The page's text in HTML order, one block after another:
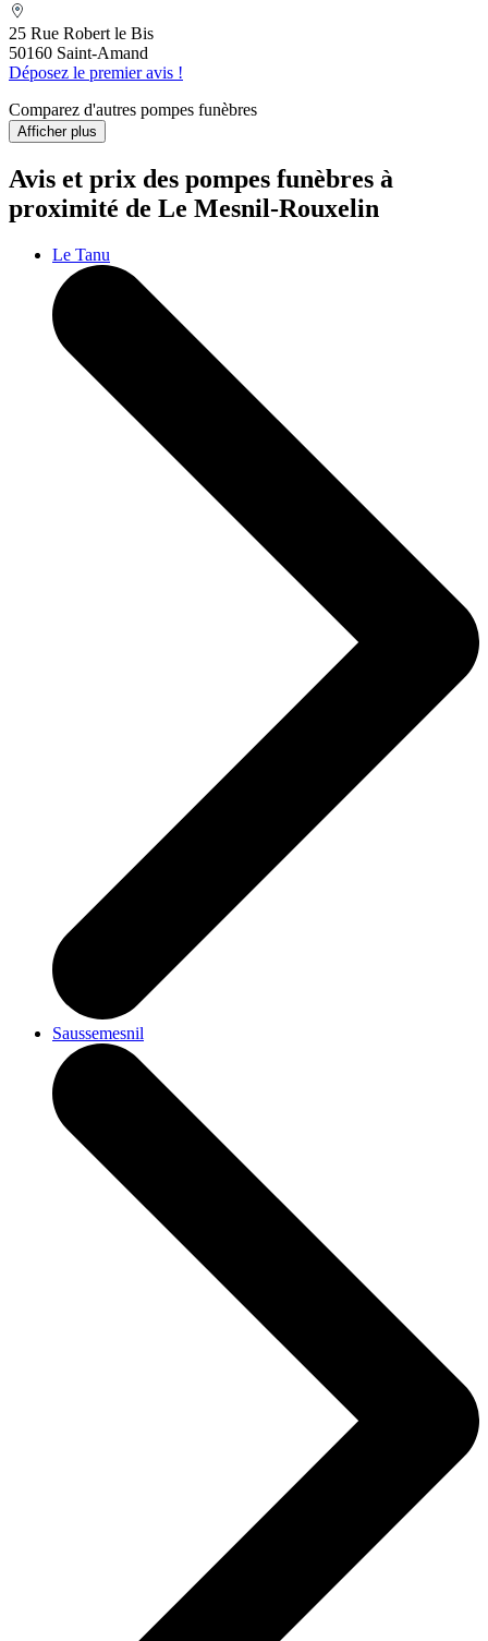
25 Rue Robert le Bis
50160 Saint-Amand
Déposez le premier avis !
Comparez d'autres pompes funèbres
Afficher plus
Avis et prix des pompes funèbres à
proximité de Le Mesnil-Rouxelin
Le Tanu
Saussemesnil